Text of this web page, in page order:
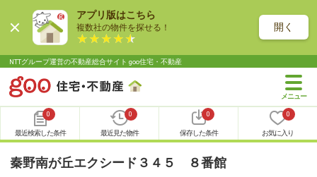
アプリ版はこちら
複数社の物件を探せる！ 開く
NTTグループ運営の不動産総合サイト goo住宅・不動産
0
最近検索した条件
0
最近見た物件
0
保存した条件
0
お気に入り
秦野南が丘エクシード３４５ ８番館